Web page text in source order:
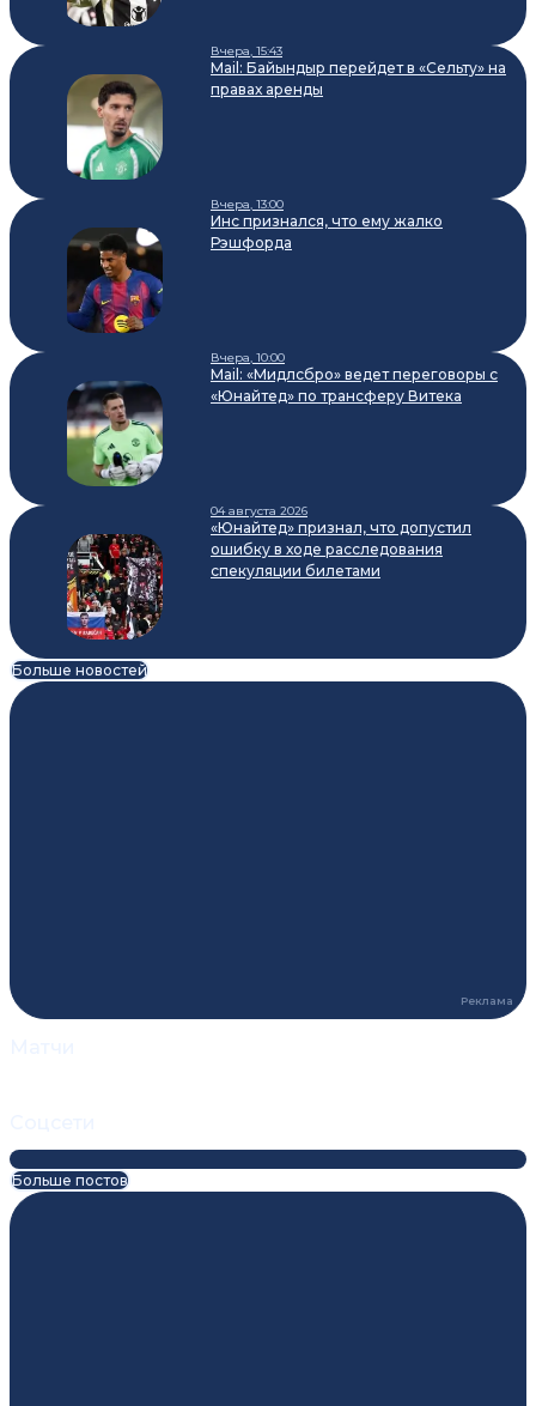
Вчера, 15:43
Mail: Байындыр перейдет в «Сельту» на
правах аренды
Вчера, 13:00
Инс признался, что ему жалко
Рэшфорда
Вчера, 10:00
Mail: «Мидлсбро» ведет переговоры с
«Юнайтед» по трансферу Витека
04 августа 2026
«Юнайтед» признал, что допустил
ошибку в ходе расследования
спекуляции билетами
Больше новостей
Больше постов